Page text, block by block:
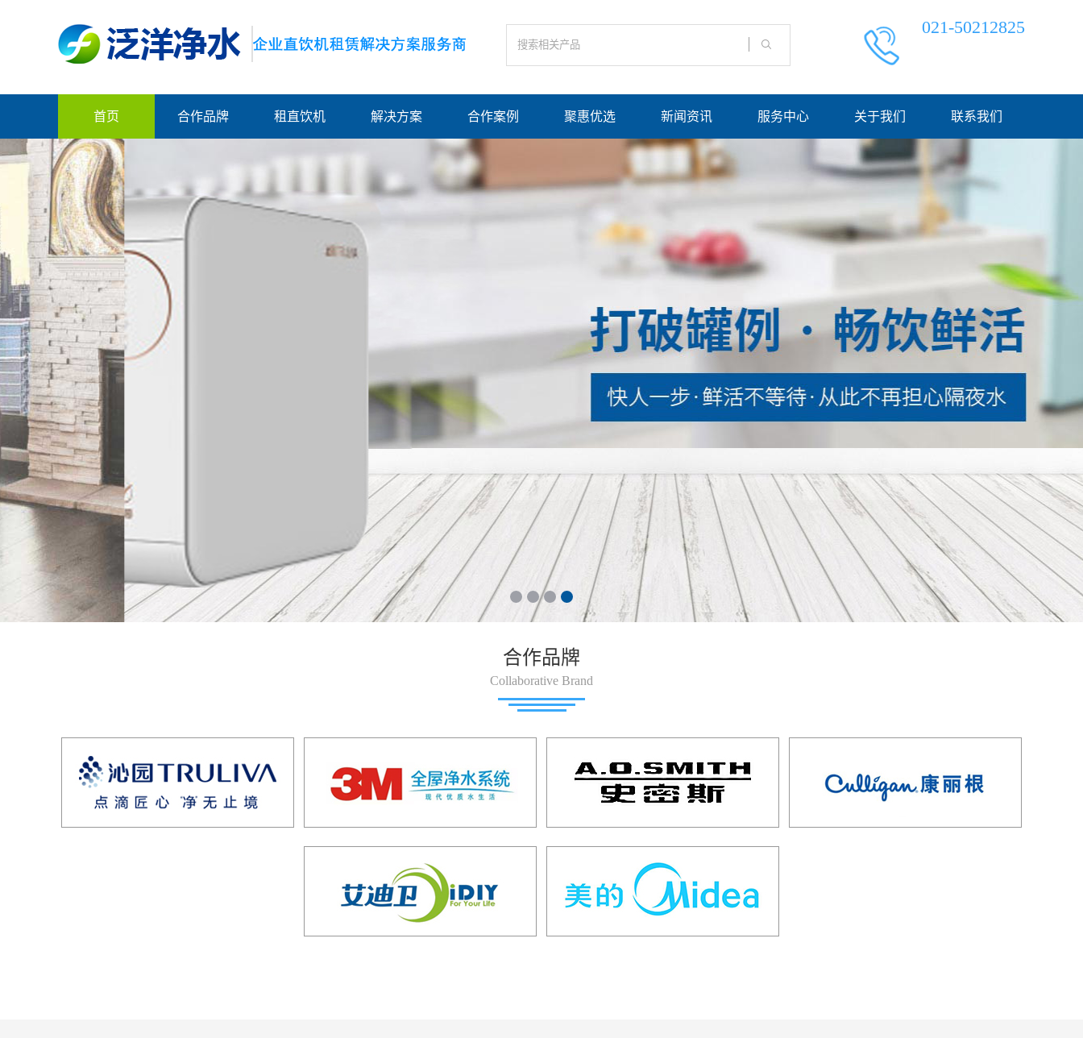
021-50212825
首页 合作品牌 租直饮机 解决方案 合作案例 聚惠优选 新闻资讯 服务中心 关于我们 联系我们
合作品牌
Collaborative Brand